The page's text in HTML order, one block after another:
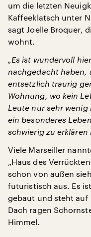
um die letzten
Kaffeeklatsch unter
sagt Joelle Broquer,
wohnt.
„Es ist wundervoll
nachgedacht haben,
entsetzlich traurig
Wohnung, wo kein
Leute nur sehr
ein besonderes
schwierig zu erklären
Viele Marseiller
„Haus des
schon von außen
futuristisch aus. Es
gebaut und steht auf
Dach ragen
Himmel.